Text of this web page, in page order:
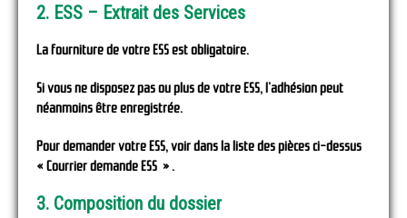
2. ESS – Extrait des Services
La fourniture de votre ESS est obligatoire.
Si vous ne disposez pas ou plus de votre ESS, l’adhésion peut
néanmoins être enregistrée.
Pour demander votre ESS, voir dans la liste des pièces ci-dessus
« Courrier demande ESS » .
3. Composition du dossier